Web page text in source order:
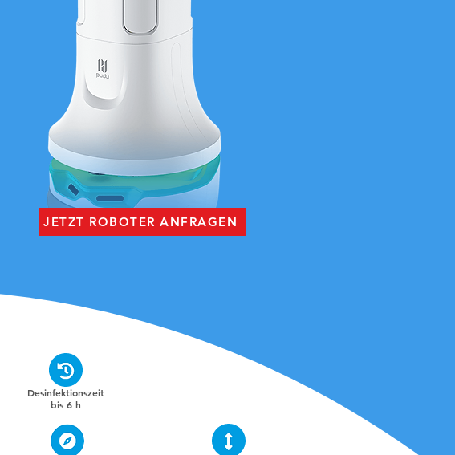
JETZT ROBOTER ANFRAGEN
Desinfektionszeit
bis 6 h